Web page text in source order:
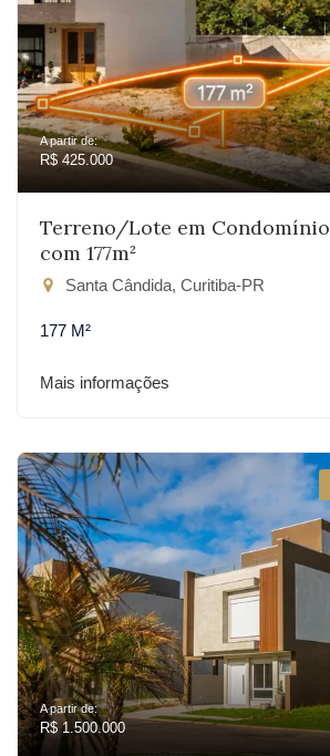
A partir de:
R$ 425.000
Terreno/Lote em Condomínio
com 177m²
Santa Cândida, Curitiba-PR
177 M²
Mais informações
A partir de:
R$ 1.500.000